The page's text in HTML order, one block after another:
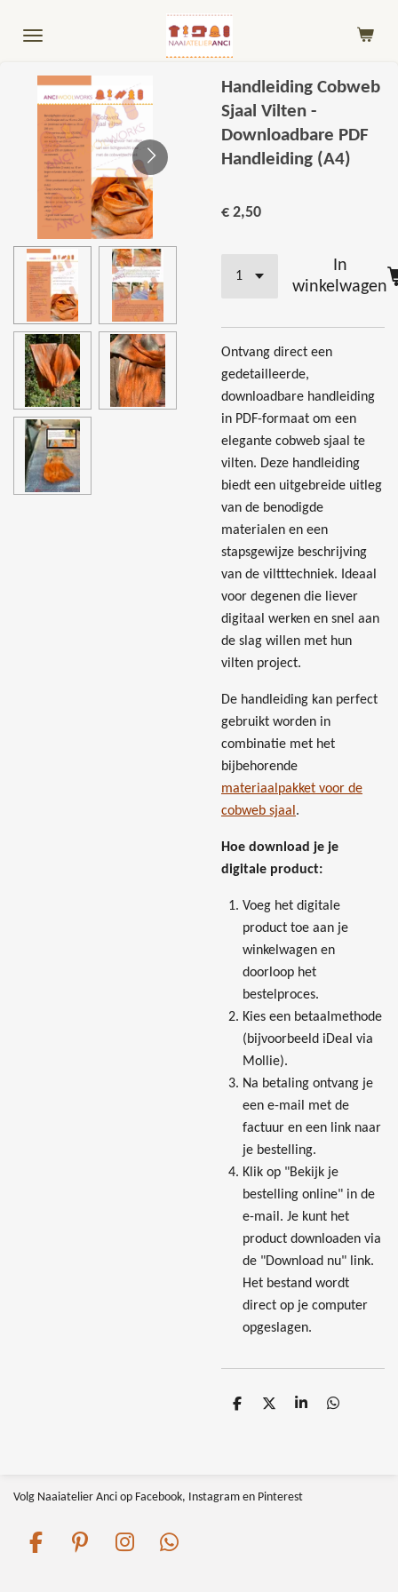
direct
hoofdinhoud
Handleiding Cobweb
Sjaal Vilten -
Downloadbare PDF
Handleiding (A4)
€ 2,50
In
winkelwagen
Ontvang direct een
gedetailleerde,
downloadbare handleiding
in PDF-formaat om een
elegante cobweb sjaal te
vilten. Deze handleiding
biedt een uitgebreide uitleg
van de benodigde
materialen en een
stapsgewijze beschrijving
van de viltttechniek. Ideaal
voor degenen die liever
digitaal werken en snel aan
de slag willen met hun
vilten project.
De handleiding kan perfect
gebruikt worden in
combinatie met het
bijbehorende
materiaalpakket voor de
cobweb sjaal .
Hoe download je je
digitale product:
Voeg het digitale
product toe aan je
winkelwagen en
doorloop het
bestelproces.
Kies een betaalmethode
(bijvoorbeeld iDeal via
Mollie).
Na betaling ontvang je
een e-mail met de
factuur en een link naar
je bestelling.
Klik op "Bekijk je
bestelling online" in de
e-mail. Je kunt het
product downloaden via
de "Download nu" link.
Het bestand wordt
direct op je computer
opgeslagen.
D
D
S
D
Volg Naaiatelier Anci op Facebook, Instagram en Pinterest
F
P
I
W